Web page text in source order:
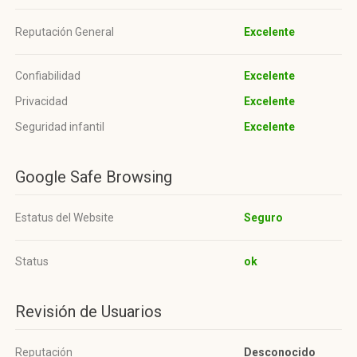
Reputación General Excelente
Confiabilidad
Excelente
Privacidad
Excelente
Seguridad infantil
Excelente
Google Safe Browsing
Estatus del Website Seguro
Status ok
Revisión de Usuarios
Reputación Desconocido